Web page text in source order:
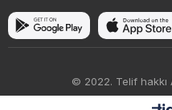
© 2022. Telif hakkı